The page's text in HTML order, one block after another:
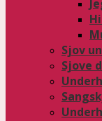
Sjov
Sjove